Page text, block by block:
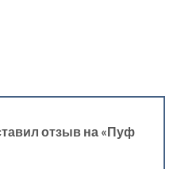
отзыв на «Пуф